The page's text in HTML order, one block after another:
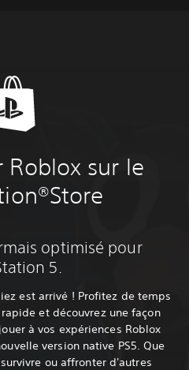
Roblox sur le
optimisé pour
5.
est arrivé ! Profitez de temps
et découvrez une façon
à vos expériences Roblox
version native PS5. Que
ou affronter d'autres